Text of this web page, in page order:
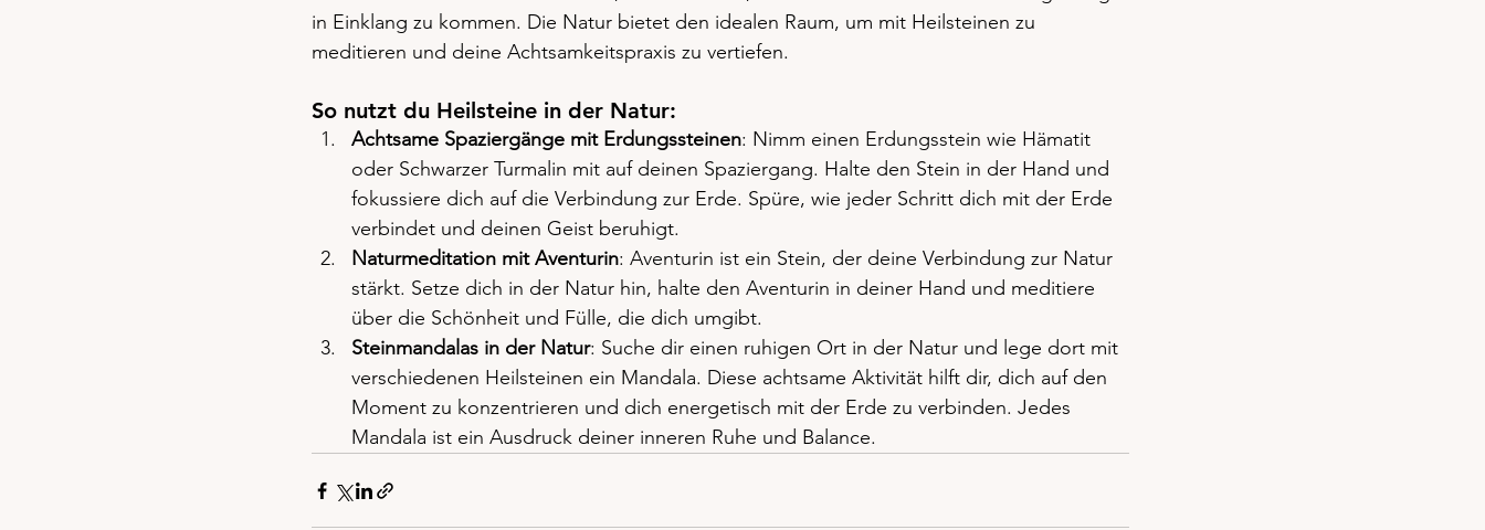
in Einklang zu kommen. Die Natur bietet den idealen Raum, um mit Heilsteinen zu
meditieren und deine Achtsamkeitspraxis zu vertiefen.
So nutzt du Heilsteine in der Natur:
Achtsame Spaziergänge mit Erdungssteinen: Nimm einen Erdungsstein wie Hämatit
oder Schwarzer Turmalin mit auf deinen Spaziergang. Halte den Stein in der Hand und
fokussiere dich auf die Verbindung zur Erde. Spüre, wie jeder Schritt dich mit der Erde
verbindet und deinen Geist beruhigt.
Naturmeditation mit Aventurin: Aventurin ist ein Stein, der deine Verbindung zur Natur
stärkt. Setze dich in der Natur hin, halte den Aventurin in deiner Hand und meditiere
über die Schönheit und Fülle, die dich umgibt.
Steinmandalas in der Natur: Suche dir einen ruhigen Ort in der Natur und lege dort mit
verschiedenen Heilsteinen ein Mandala. Diese achtsame Aktivität hilft dir, dich auf den
Moment zu konzentrieren und dich energetisch mit der Erde zu verbinden. Jedes
Mandala ist ein Ausdruck deiner inneren Ruhe und Balance.